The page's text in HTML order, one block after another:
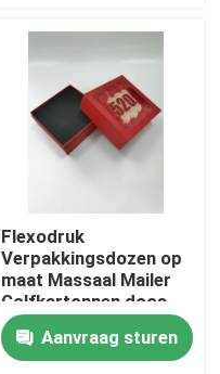
Flexodruk
Verpakkingsdozen op
maat Massaal Mailer
Golfkartonnen doos
Aanvraag sturen